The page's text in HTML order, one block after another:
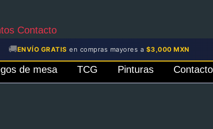
Contacto
🚚ENVÍO GRATIS en compras mayores a $3,000 MXN
de mesa TCG Pinturas Contacto